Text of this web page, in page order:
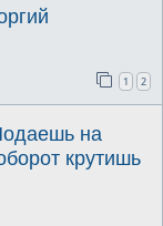
1 2
на
крутишь